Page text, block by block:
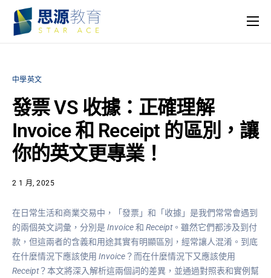
主頁
思源專欄
關於我們
中學英文
發票 VS 收據：正確理解
Invoice 和 Receipt 的區別，讓
你的英文更專業！
2 1 月, 2025
在日常生活和商業交易中，「發票」和「收據」是我們常常會遇到
的兩個英文詞彙，分別是Invoice和 Receipt。雖然它們都涉及到付
款，但這兩者的含義和用途其實有明顯區別，經常讓人混淆。到底
在什麼情況下應該使用 Invoice？而在什麼情況下又應該使用
Receipt？本文將深入解析這兩個詞的差異，並通過對照表和實例幫